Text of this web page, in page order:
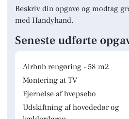
Beskriv din opgave og modtag
med Handyhand.
Seneste udførte
Airbnb rengøring - 58 m2
Montering at TV
Fjernelse af hvepsebo
Udskiftning af hovededør og